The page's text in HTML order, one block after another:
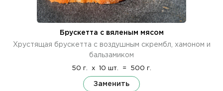
Брускетта с вяленым мясом
Хрустящая брускетта с воздушным скрембл, хамоном и
бальзамиком
50 г. x 10 шт. = 500 г.
Заменить